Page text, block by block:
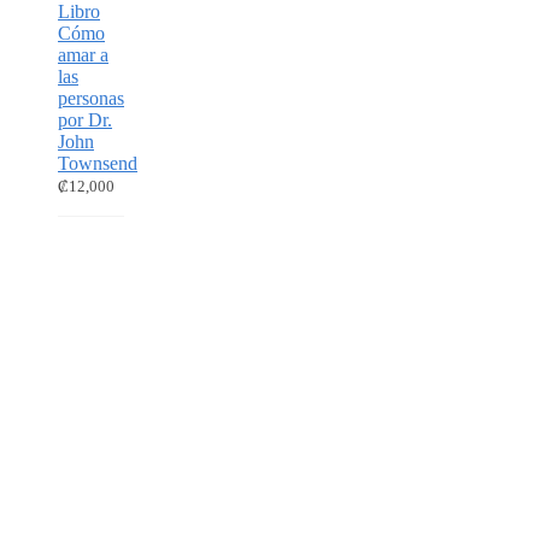
Libro
Cómo
amar a
las
personas
por Dr.
John
Townsend
₡12,000